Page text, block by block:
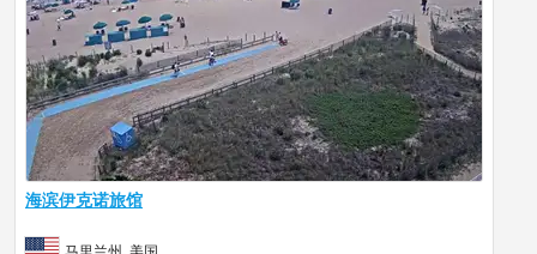
海滨伊克诺旅馆
马里兰州, 美国